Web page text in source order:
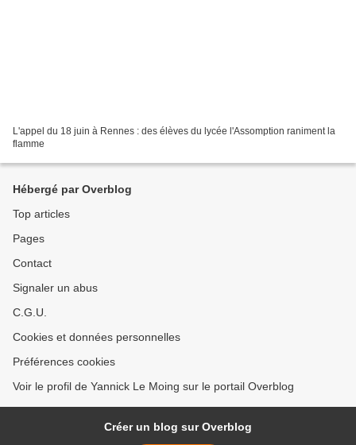
L'appel du 18 juin à Rennes : des élèves du lycée l'Assomption raniment la
flamme
Hébergé par Overblog
Top articles
Pages
Contact
Signaler un abus
C.G.U.
Cookies et données personnelles
Préférences cookies
Voir le profil de Yannick Le Moing sur le portail Overblog
Créer un blog sur Overblog